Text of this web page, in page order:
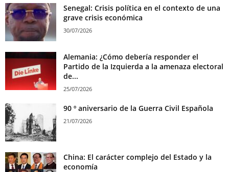
Senegal: Crisis política en el contexto de una
grave crisis económica
30/07/2026
Alemania: ¿Cómo debería responder el
Partido de la Izquierda a la amenaza electoral
de...
25/07/2026
90 º aniversario de la Guerra Civil Española
21/07/2026
China: El carácter complejo del Estado y la
economía